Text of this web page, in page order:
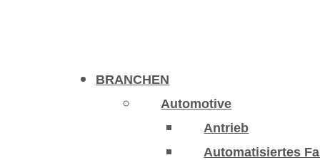
BRANCHEN
Automotive
Antrieb
Automatisiertes